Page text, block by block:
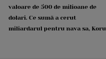
valoare de 500 de milioane de
dolari. Ce sumă a cerut
miliardarul pentru nava sa, Koru